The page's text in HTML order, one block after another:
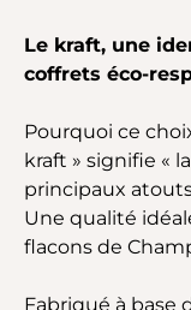
Le kraft, une
coffrets éco-
Pourquoi ce
kraft » signifie «
principaux
Une qualité
flacons de
Fabriqué à base